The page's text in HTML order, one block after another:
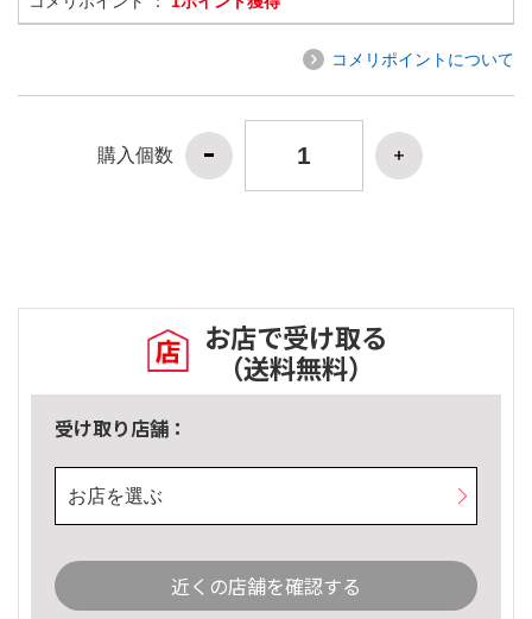
コメリポイントについて
購入個数
お店で受け取る
（送料無料）
受け取り店舗：
お店を選ぶ
近くの店舗を確認する